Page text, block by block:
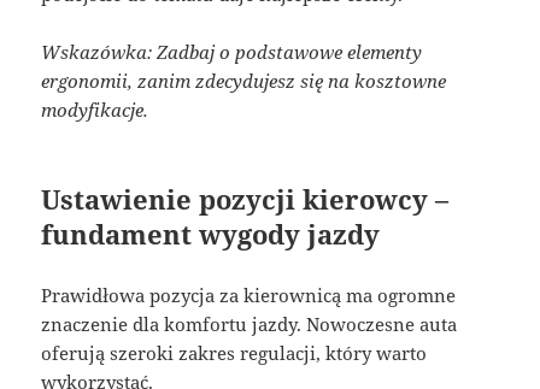
Wskazówka: Zadbaj o podstawowe elementy
ergonomii, zanim zdecydujesz się na kosztowne
modyfikacje.
Ustawienie pozycji kierowcy –
fundament wygody jazdy
Prawidłowa pozycja za kierownicą ma ogromne
znaczenie dla komfortu jazdy. Nowoczesne auta
oferują szeroki zakres regulacji, który warto
wykorzystać.